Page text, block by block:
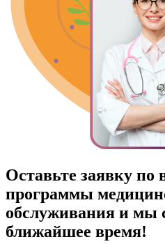
Оставьте заявку по
программы
обслуживания и мы
ближайшее время!